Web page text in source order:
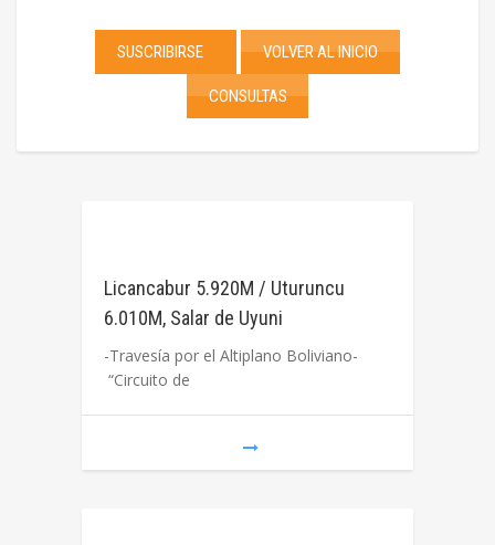
SUSCRIBIRSE VOLVER AL INICIO
CONSULTAS
Licancabur 5.920M / Uturuncu
6.010M, Salar de Uyuni
-Travesía por el Altiplano Boliviano-
“Circuito de